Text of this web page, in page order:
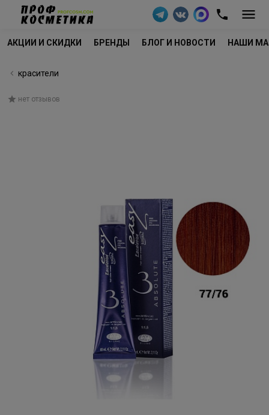
АКЦИИ И СКИДКИ БРЕНДЫ БЛОГ И НОВОСТИ НАШИ
красители
нет отзывов